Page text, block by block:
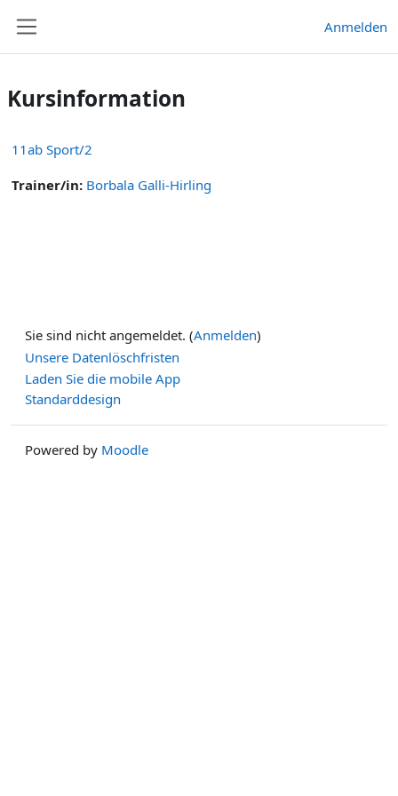
Anmelden
Kursinformation
11ab Sport/2
Trainer/in: Borbala Galli-Hirling
Sie sind nicht angemeldet. (Anmelden)
Unsere Datenlöschfristen
Laden Sie die mobile App
Standarddesign
Powered by Moodle